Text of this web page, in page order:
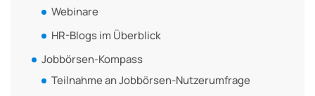
Webinare
HR-Blogs im Überblick
Jobbörsen-Kompass
Teilnahme an Jobbörsen-Nutzerumfrage